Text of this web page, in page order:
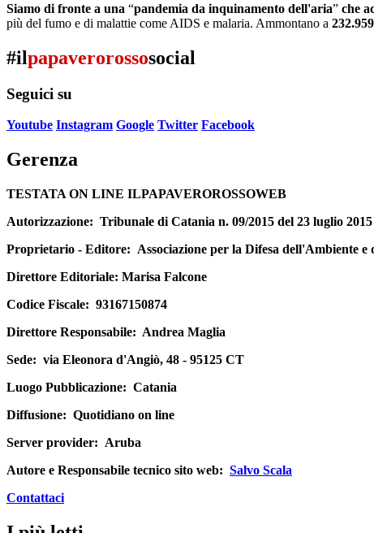
Siamo di fronte a una “pandemia da inquinamento dell'aria” che
più del fumo e di malattie come AIDS e malaria. Ammontano a
#ilpapaverorossosocial
Seguici su
Youtube Instagram Google Twitter Facebook
Gerenza
TESTATA ON LINE ILPAPAVEROROSSOWEB
Autorizzazione: Tribunale di Catania n. 09/2015 del 23 luglio 2015
Proprietario - Editore: Associazione per la Difesa dell'Ambiente e
Direttore Editoriale: Marisa Falcone
Codice Fiscale: 93167150874
Direttore Responsabile: Andrea Maglia
Sede: via Eleonora d'Angiò, 48 - 95125 CT
Luogo Pubblicazione: Catania
Diffusione: Quotidiano on line
Server provider: Aruba
Autore e Responsabile tecnico sito web: Salvo Scala
Contattaci